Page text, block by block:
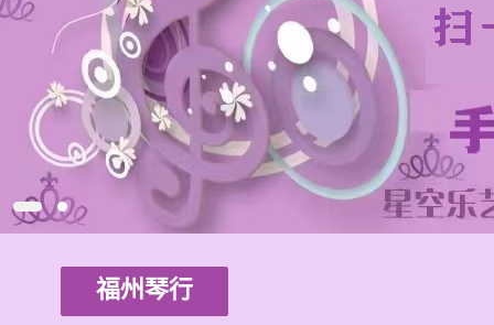
福州琴行